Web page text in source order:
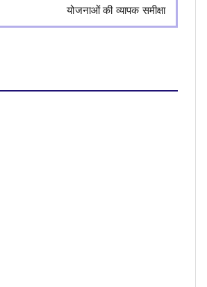
योजनाओं की व्यापक समीक्षा